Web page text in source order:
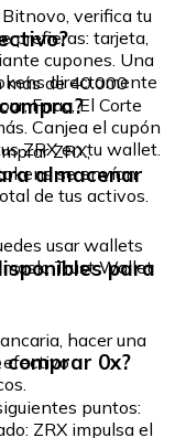
verifica tu
prefieras: tarjeta,
cupones. Una
directamente
más de 40.000
Fnac, El Corte
Canjea el cupón
ZRX en tu wallet.
ZRX,
se envían
de tus activos.
almacenar
usar wallets
Trust Wallet
para
hacer una
efectivo
comprar 0x?
puntos:
ZRX impulsa el